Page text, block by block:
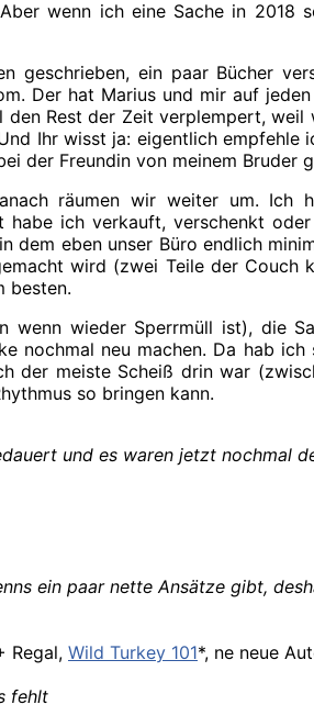
wenn ich eine Sache in 2018
geschrieben, ein paar Bücher
Der hat Marius und mir auf
Rest der Zeit verplempert,
Ihr wisst ja: eigentlich empfehle
der Freundin von meinem Bruder
räumen wir weiter um. Ich
ich verkauft, verschenkt
eben unser Büro endlich
wird (zwei Teile der Couch
besten.
wieder Sperrmüll ist), die
nochmal neu machen. Da hab
der meiste Scheiß drin war
so bringen kann.
und es waren jetzt nochmal
ein paar nette Ansätze gibt,
Regal, Wild Turkey 101*, ne neue
fehlt